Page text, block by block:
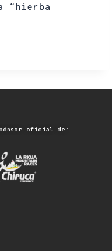
“hierba
oficial de: